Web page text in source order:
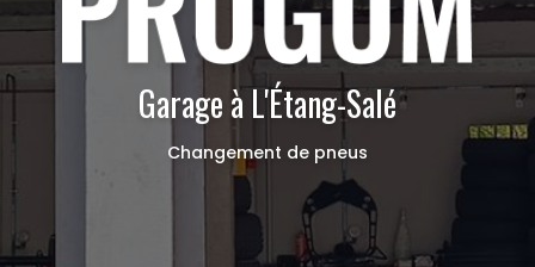
Garage à L'Étang-Salé
Changement de pneus